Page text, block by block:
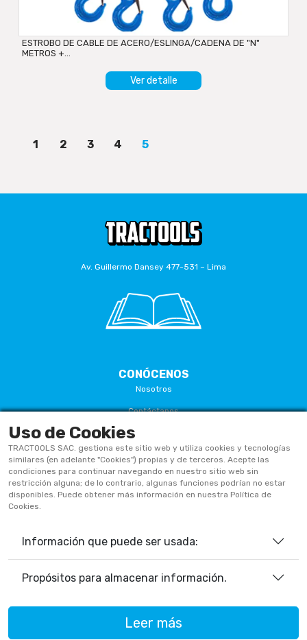
ESTROBO DE CABLE DE ACERO/ESLINGA/CADENA DE "N"
METROS +...
Ver detalle
1 2 3 4 5
Av. Guillermo Dansey 477-531 – Lima
CONÓCENOS
Nosotros
Contáctanos
Términos Y Condiciones
Políticas De Privacidad
Políticas De Cookies
Preguntas Frecuentes
933906515
Horario de Atención:
Uso de Cookies
TRACTOOLS SAC. gestiona este sitio web y utiliza cookies y tecnologías
similares (en adelante "Cookies") propias y de terceros. Acepte las
condiciones para continuar navegando en nuestro sitio web sin
restricción alguna; de lo contrario, algunas funciones podrían no estar
disponibles. Puede obtener más información en nuestra Política de
Cookies.
Información que puede ser usada:
Propósitos para almacenar información.
Leer más